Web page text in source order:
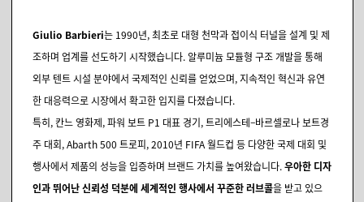
Giulio Barbieri는 1990년, 최초로 대형 천막과 접이식 터널을 설계 및 제
조하며 업계를 선도하기 시작했습니다. 알루미늄 모듈형 구조 개발을 통해
외부 텐트 시설 분야에서 국제적인 신뢰를 얻었으며, 지속적인 혁신과 유연
한 대응력으로 시장에서 확고한 입지를 다졌습니다.
특히, 칸느 영화제, 파워 보트 P1 대표 경기, 트리에스테–바르셀로나 보트경
주 대회, Abarth 500 트로피, 2010년 FIFA 월드컵 등 다양한 국제 대회 및
행사에서 제품의 성능을 입증하며 브랜드 가치를 높여왔습니다.우아한 디자
인과 뛰어난 신뢰성 덕분에 세계적인 행사에서 꾸준한 러브콜을 받고 있으